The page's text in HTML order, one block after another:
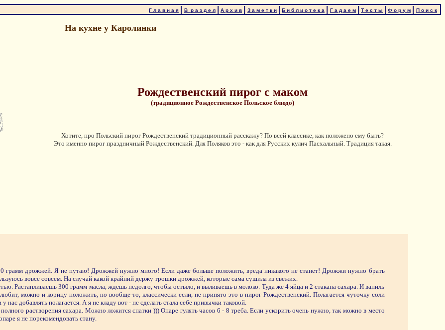
Г л а в н а я В р а з д е л А р х и в З а м е т к и Б и б л и о т е к а Г а д а е м Т е с т ы Ф о р у м П о и с к
На кухне у Каролинки
Рождественский пирог с маком
(традиционное Рождественское Польское блюдо)
Хотите, про Польский пирог Рождественский традиционный расскажу? По всей классике, как положено ему быть?
Это именно пирог праздничный Рождественский. Для Поляков это - как для Русских кулич Пасхальный. Традиция такая.
грамм дрожжей. Я не путаю! Дрожжей нужно много! Если даже больше положить, вреда никакого не станет! Дрожжи нужно брать
вовсе совсем. На случай какой крайний держу трошки дрожжей, которые сама сушила из свежих.
Растапливаешь 300 грамм масла, ждешь недолго, чтобы остыло, и выливаешь в молоко. Туда же 4 яйца и 2 стакана сахара. И ваниль
можно и корицу положить, но вообще-то, классически если, не принято это в пирог Рождественский. Полагается чуточку соли
добавлять полагается. А я не кладу вот - не сделать стала себе привычки таковой.
растворения сахара. Можно ложится спатки ))) Опаре гулять часов 6 - 8 треба. Если ускорить очень нужно, так можно в место
я не порекомендовать стану.